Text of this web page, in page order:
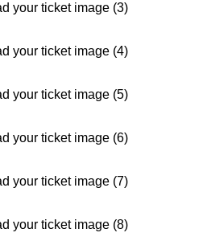
your ticket image (3)
your ticket image (4)
your ticket image (5)
your ticket image (6)
your ticket image (7)
your ticket image (8)